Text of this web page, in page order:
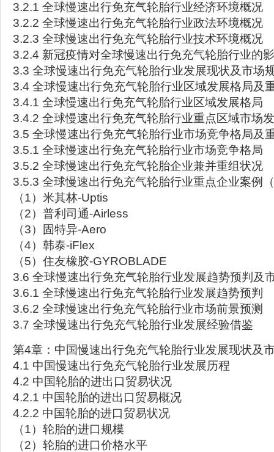
3.2.1 全球慢速出行免充气轮胎行业经济环境概况
3.2.2 全球慢速出行免充气轮胎行业政法环境概况
3.2.3 全球慢速出行免充气轮胎行业技术环境概况
3.2.4 新冠疫情对全球慢速出行免充气轮胎行业的
3.3 全球慢速出行免充气轮胎行业发展现状及市场
3.4 全球慢速出行免充气轮胎行业区域发展格局及
3.4.1 全球慢速出行免充气轮胎行业区域发展格局
3.4.2 全球慢速出行免充气轮胎行业重点区域市场
3.5 全球慢速出行免充气轮胎行业市场竞争格局及
3.5.1 全球慢速出行免充气轮胎行业市场竞争格局
3.5.2 全球慢速出行免充气轮胎企业兼并重组状况
3.5.3 全球慢速出行免充气轮胎行业重点企业案例
（1）米其林-Uptis
（2）普利司通-Airless
（3）固特异-Aero
（4）韩泰-iFlex
（5）住友橡胶-GYROBLADE
3.6 全球慢速出行免充气轮胎行业发展趋势预判及
3.6.1 全球慢速出行免充气轮胎行业发展趋势预判
3.6.2 全球慢速出行免充气轮胎行业市场前景预测
3.7 全球慢速出行免充气轮胎行业发展经验借鉴
第4章：中国慢速出行免充气轮胎行业发展现状及
4.1 中国慢速出行免充气轮胎行业发展历程
4.2 中国轮胎的进出口贸易状况
4.2.1 中国轮胎的进出口贸易概况
4.2.2 中国轮胎的进口贸易状况
（1）轮胎的进口规模
（2）轮胎的进口价格水平